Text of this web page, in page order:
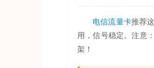
电信流量卡推荐
用，信号稳定。注意
架！